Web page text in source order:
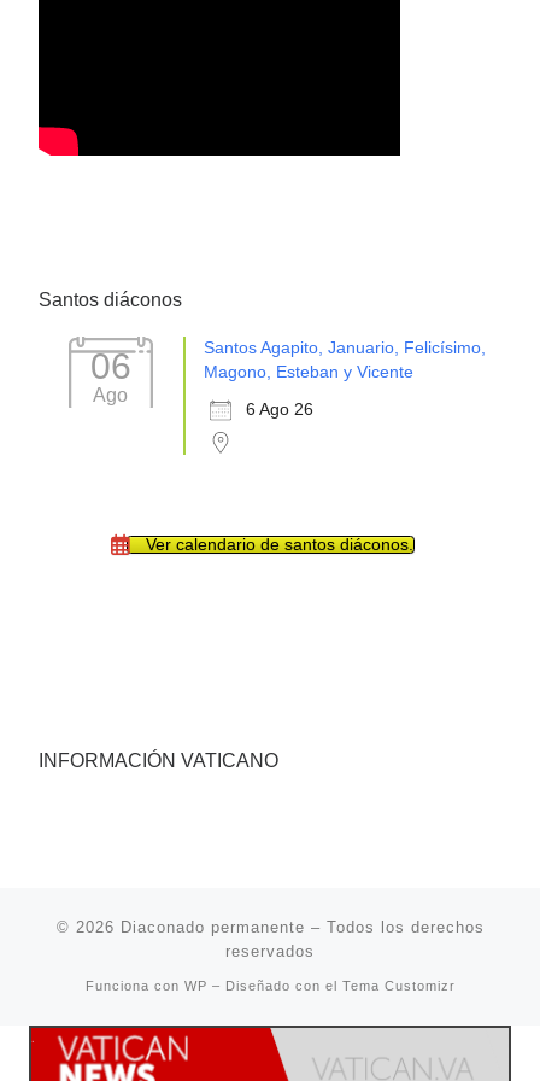
Santos diáconos
06
Ago
Santos Agapito, Januario, Felicísimo,
Magono, Esteban y Vicente
6 Ago 26
Ver calendario de santos diáconos.
INFORMACIÓN VATICANO
© 2026 Diaconado permanente – Todos los derechos
reservados
Funciona con WP – Diseñado con el Tema Customizr